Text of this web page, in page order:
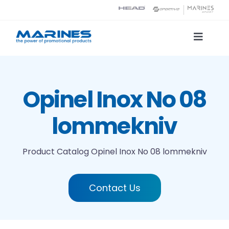
content
Toggle
Printing technologies
Opinel Inox No 08
lommekniv
Product CatalogOpinel Inox No 08 lommekniv
Contact Us